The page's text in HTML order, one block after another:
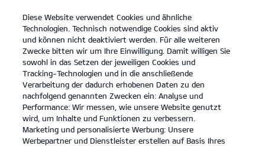
open
menu
KONTAKT
KIA APP
Diese Website verwendet Cookies und ähnliche
Technologien. Technisch notwendige Cookies sind aktiv
und können nicht deaktiviert werden. Für alle weiteren
Zwecke bitten wir um Ihre Einwilligung. Damit willigen Sie
sowohl in das Setzen der jeweiligen Cookies und
Tracking-Technologien und in die anschließende
Verarbeitung der dadurch erhobenen Daten zu den
nachfolgend genannten Zwecken ein: Analyse und
Performance: Wir messen, wie unsere Website genutzt
wird, um Inhalte und Funktionen zu verbessern.
Marketing und personalisierte Werbung: Unsere
Werbepartner und Dienstleister erstellen auf Basis Ihres